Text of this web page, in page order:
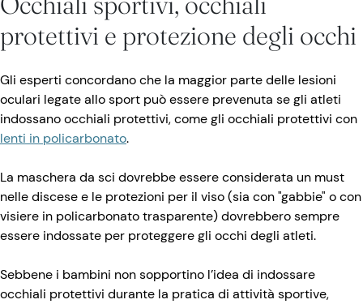
protettivi e protezione degli occhi
Gli esperti concordano che la maggior parte delle lesioni
oculari legate allo sport può essere prevenuta se gli atleti
indossano occhiali protettivi, come gli occhiali protettivi con
lenti in policarbonato.
La maschera da sci dovrebbe essere considerata un must
nelle discese e le protezioni per il viso (sia con "gabbie" o con
visiere in policarbonato trasparente) dovrebbero sempre
essere indossate per proteggere gli occhi degli atleti.
Sebbene i bambini non sopportino l’idea di indossare
occhiali protettivi durante la pratica di attività sportive,